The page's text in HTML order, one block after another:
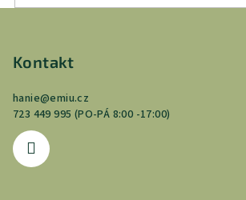
Kontakt
hanie@emiu.cz
723 449 995 (PO-PÁ 8:00 -17:00)